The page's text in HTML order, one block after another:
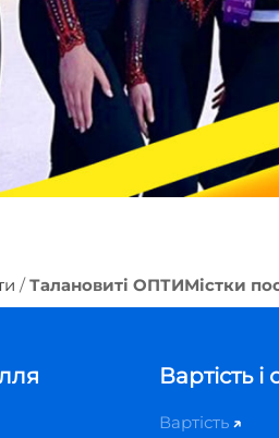
Талановиті ОПТИМістки
Вартість і
Вартість